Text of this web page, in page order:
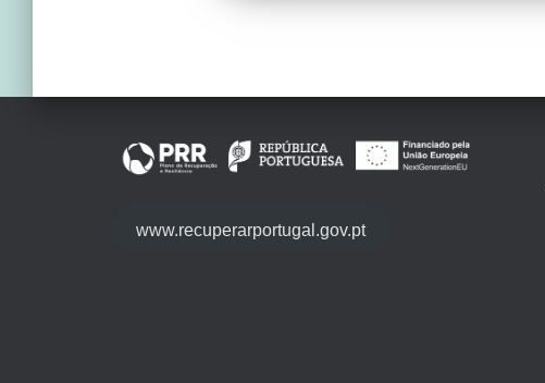
www.recuperarportugal.gov.pt